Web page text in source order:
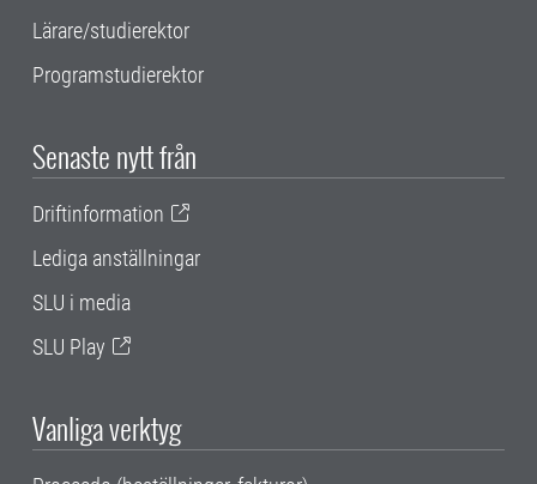
Lärare/studierektor
Programstudierektor
Senaste nytt från
Driftinformation
Lediga anställningar
SLU i media
SLU Play
Vanliga verktyg